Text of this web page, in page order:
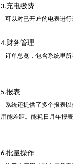
3.充电缴费
可以对已开户的电表进
4.财务管理
订单总览，包含系统里
5.报表
系统还提供了多个报表
用能差距。能耗日月年报
6.批量操作